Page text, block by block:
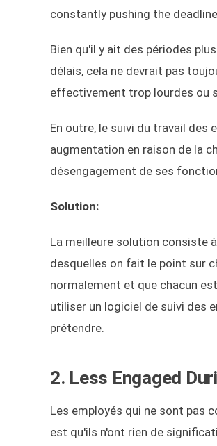
constantly pushing the
Bien qu'il y ait des périodes
délais, cela ne devrait pas
effectivement trop lourdes ou
En outre, le suivi du travail des
augmentation en raison de la
désengagement de ses
Solution:
La meilleure solution consiste
desquelles on fait le point sur
normalement et que chacun
utiliser un logiciel de suivi des
prétendre.
2. Less Engaged
Les employés qui ne sont pas
est qu'ils n'ont rien de